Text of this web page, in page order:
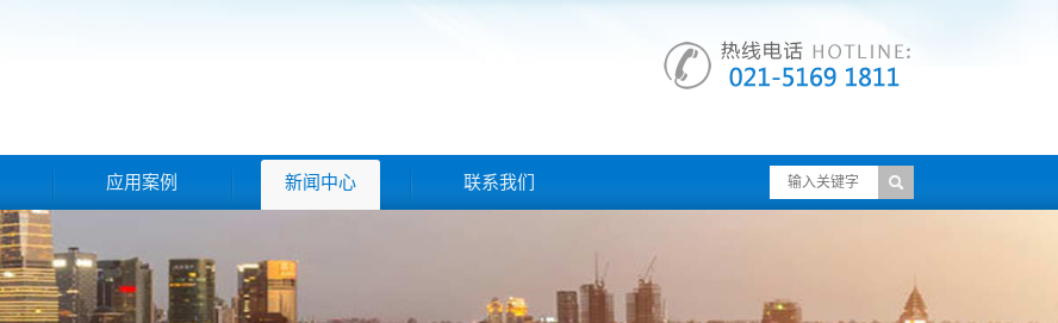
应用案例 新闻中心 联系我们